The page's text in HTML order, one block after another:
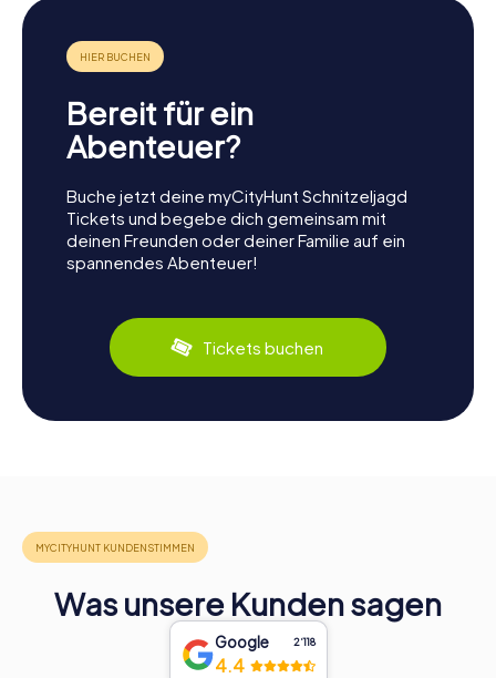
Bereit für ein
Abenteuer?
Buche jetzt deine myCityHunt Schnitzeljagd
Tickets und begebe dich gemeinsam mit
deinen Freunden oder deiner Familie auf ein
spannendes Abenteuer!
Tickets buchen
Was unsere Kunden sagen
Google 2‘118
4.4